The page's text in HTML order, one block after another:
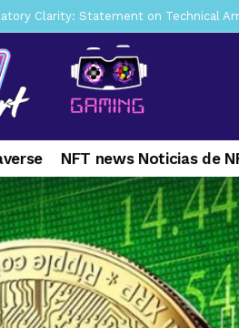
Clarity: Statement on Technical
for CLARITY Act passage
por presunto fraude
of Small Business Advisory
Act vote next week 1 week ago
Kalshi por su modelo de negocio
receives full EU MiCA license
NFT news Noticias de